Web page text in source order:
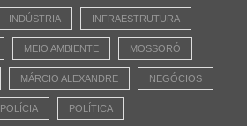
INDÚSTRIA INFRAESTRUTURA
MEIO AMBIENTE MOSSORÓ
MÁRCIO ALEXANDRE NEGÓCIOS
POLÍCIA POLÍTICA